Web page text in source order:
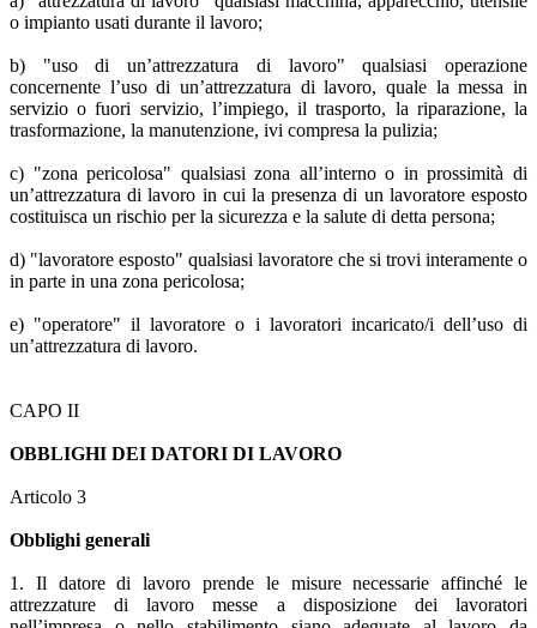
o impianto usati durante il lavoro;
b) "uso di un’attrezzatura di lavoro" qualsiasi operazione
concernente l’uso di un’attrezzatura di lavoro, quale la messa in
servizio o fuori servizio, l’impiego, il trasporto, la riparazione, la
trasformazione, la manutenzione, ivi compresa la pulizia;
c) "zona pericolosa" qualsiasi zona all’interno o in prossimità di
un’attrezzatura di lavoro in cui la presenza di un lavoratore esposto
costituisca un rischio per la sicurezza e la salute di detta persona;
d) "lavoratore esposto" qualsiasi lavoratore che si trovi interamente o
in parte in una zona pericolosa;
e) "operatore" il lavoratore o i lavoratori incaricato/i dell’uso di
un’attrezzatura di lavoro.
CAPO II
OBBLIGHI DEI DATORI DI LAVORO
Articolo 3
Obblighi generali
1. Il datore di lavoro prende le misure necessarie affinché le
attrezzature di lavoro messe a disposizione dei lavoratori